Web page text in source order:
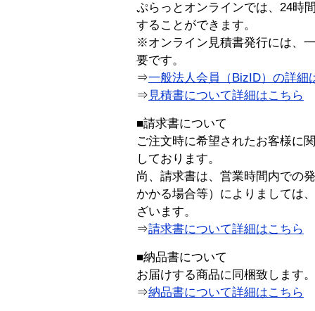
ぷらっとオンラインでは、24時
することができます。
※オンライン見積書発行には、
要です。
⇒一般法人会員（BizID）の詳細
⇒ 見積書について詳細はこちら
■請求書について
ご注文時に希望されたお客様に
しております。
尚、請求書は、営業時間内での
かかる場合等）によりましては
ざいます。
⇒請求書について詳細はこちら
■納品書について
お届けする商品に同梱致します。
⇒納品書について詳細はこちら